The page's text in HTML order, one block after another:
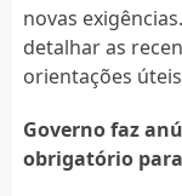
novas
detalhar as
orientações
Governo faz
obrigatório